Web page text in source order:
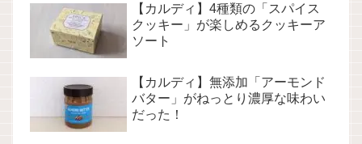
【カルディ】4種類の「スパイス
クッキー」が楽しめるクッキーア
ソート
【カルディ】無添加「アーモンド
バター」がねっとり濃厚な味わい
だった！